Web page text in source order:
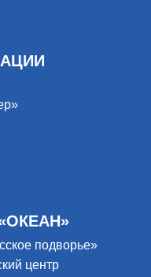
подворье»
центр